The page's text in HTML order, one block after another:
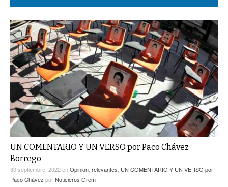
EXA
EL EXACTO
EXA INFORMA
GLOBO
CONTEXTOS
TRAYECTO LAGUNA
A MEDIA MAÑANA
A TODA LEY
DIÁLOGOS CON LA HISTORIA
TWEETS AND BEATS
LA MEJOR 97.1 ESTÉREO GALLITO
ACTUALIDADES GREM
PULSO
COLABORADORES
PC29
ACTUALIDADES GREM
UN COMENTARIO Y UN VERSO por Paco Chávez
Borrego
30 septiembre, 2022enOpinión relevantes UN COMENTARIO Y UN VERSO por
Paco Chávez porNoticieros Grem